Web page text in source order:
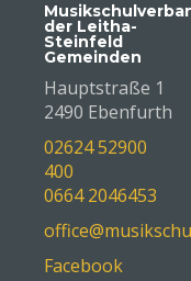
der Leitha-
Steinfeld
Gemeinden
Hauptstraße 1
2490 Ebenfurth
02624 52900
400
0664 2046453
Facebook